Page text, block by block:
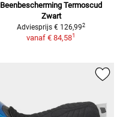
Beenbescherming Termoscud
Zwart
Adviesprijs € 126,992
vanaf € 84,581